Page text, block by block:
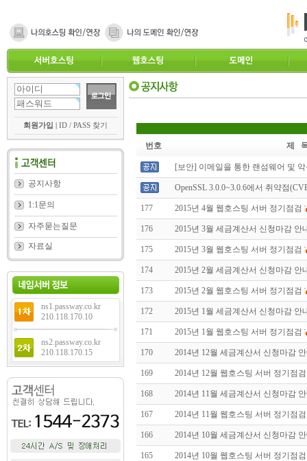
회원가입 | ID / PASS 찾기
공지사항
1:1문의
자주묻는질문
자료실
ns1.passway.co.kr
210.118.170.10
ns2.passway.co.kr
210.118.170.15
번호 제
[보안] 이메일을 통한 랜섬웨어 및
OpenSSL 3.0.0~3.0.6에서 취약점
177 2015년 4월 웹호스팅 서버 정기점검
176 2015년 3월 세금계산서 신청마감 안
175 2015년 3월 웹호스팅 서버 정기점검
174 2015년 2월 세금계산서 신청마감 안
173 2015년 2월 웹호스팅 서버 정기점검
172 2015년 1월 세금계산서 신청마감 안
171 2015년 1월 웹호스팅 서버 정기점검
170 2014년 12월 세금계산서 신청마감
169 2014년 12월 웹호스팅 서버 정기점검
168 2014년 11월 세금계산서 신청마감
167 2014년 11월 웹호스팅 서버 정기점검
166 2014년 10월 세금계산서 신청마감
165 2014년 10월 웹호스팅 서버 정기점검